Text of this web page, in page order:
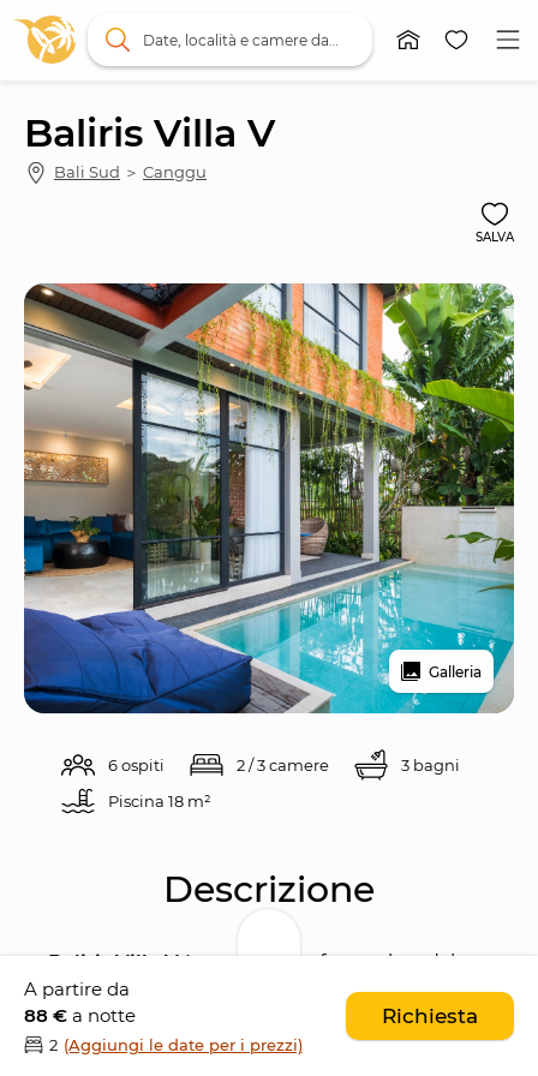
Baliris Villa V
Bali Sud ＞ Canggu
SALVA
Galleria
6 ospiti 2 / 3 camere
3 bagni
Piscina 18 m²
Descrizione
Baliris Villa V è una villa confortevole e dal
design raffinato con
3 camere da letto,
situata nel cuore di
. Unisce
architettura moderna e atmosfera rilassata
A partire da
88 € a notte
2 (Aggiungi le date per i prezzi)
Richiesta